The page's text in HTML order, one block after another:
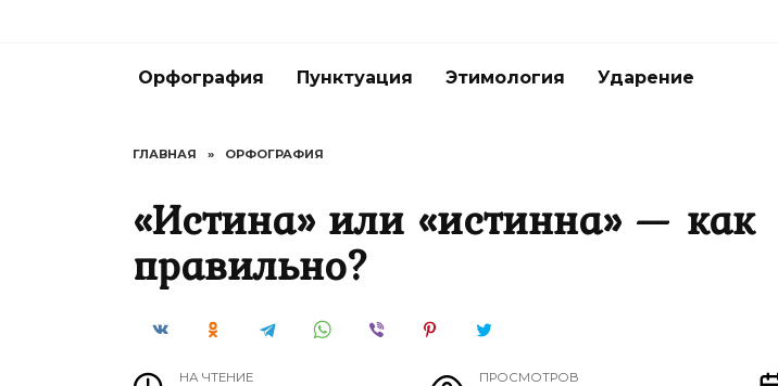
Орфография Пунктуация Этимология Ударение
ГЛАВНАЯ » ОРФОГРАФИЯ
«Истина» или «истинна» — как
правильно?
НА ЧТЕНИЕ ПРОСМОТРОВ